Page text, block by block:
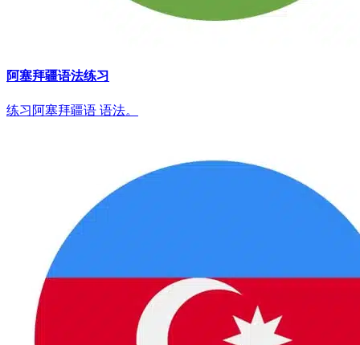
阿塞拜疆语法练习
练习阿塞拜疆语 语法。